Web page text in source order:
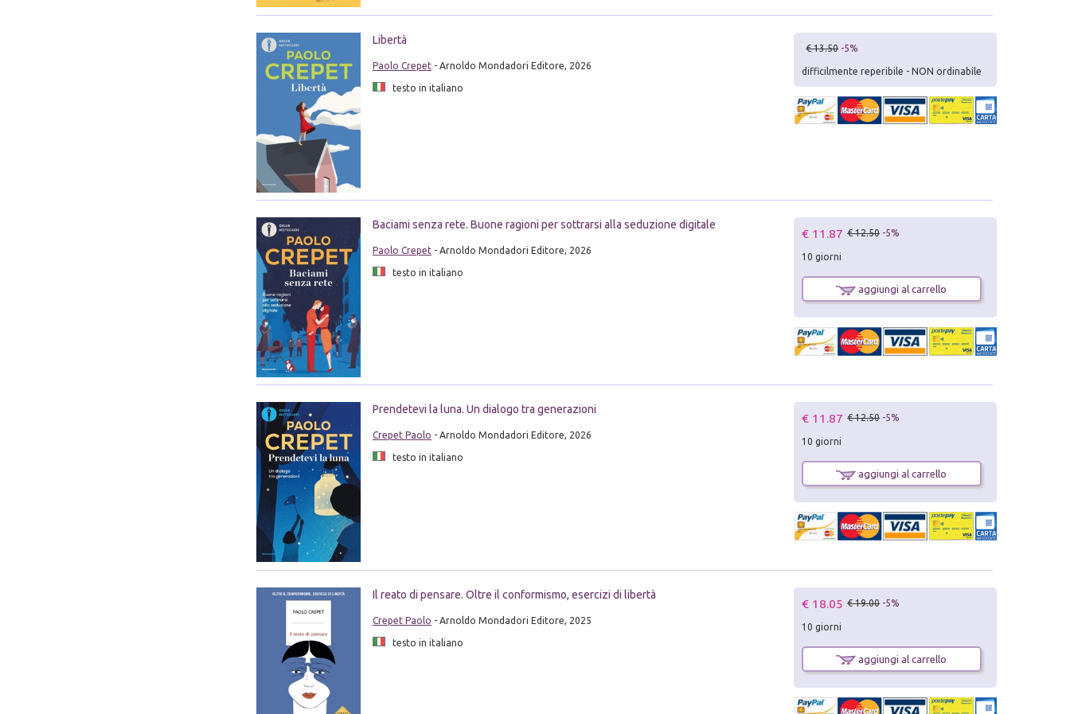
Libertà
Paolo Crepet- Arnoldo Mondadori Editore, 2026
testo in italiano
€ 13.50 -5%
difficilmente reperibile - NON ordinabile
Baciami senza rete. Buone ragioni per sottrarsi alla seduzione digitale
Paolo Crepet- Arnoldo Mondadori Editore, 2026
testo in italiano
€ 11.87 € 12.50 -5%
10 giorni
aggiungi al carrello
Prendetevi la luna. Un dialogo tra generazioni
Crepet Paolo - Arnoldo Mondadori Editore, 2026
testo in italiano
€ 11.87 € 12.50 -5%
10 giorni
aggiungi al carrello
Il reato di pensare. Oltre il conformismo, esercizi di libertà
Crepet Paolo - Arnoldo Mondadori Editore, 2025
testo in italiano
€ 18.05 € 19.00 -5%
10 giorni
aggiungi al carrello